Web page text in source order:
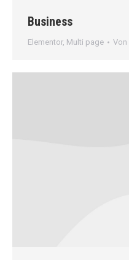
Business
Elementor, Multi page Von